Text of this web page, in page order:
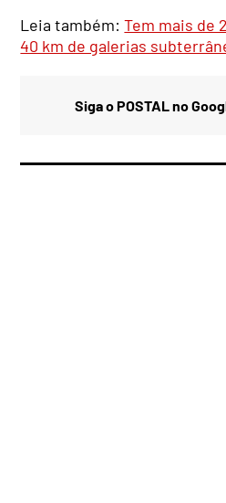
Leia também:Tem mais de
40 km de galerias
Siga o POSTAL no